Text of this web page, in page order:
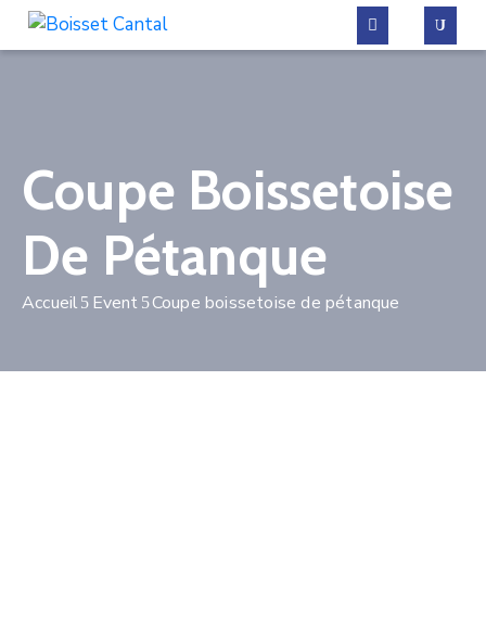
Vivre
Boisset
Démarches
Contactez-
Coupe Boissetoise
De Pétanque
Accueil Event Coupe boissetoise de pétanque